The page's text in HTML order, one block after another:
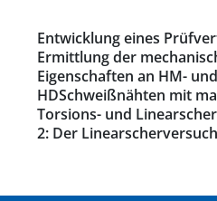
Entwicklung eines
Ermittlung der
Eigenschaften an HM- und
HDSchweißnähten mit
Torsions- und
2: Der